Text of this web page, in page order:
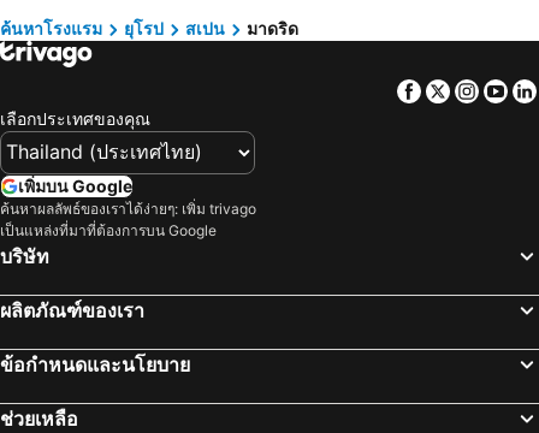
โรงแรม เกาะลันตา
โรงแรม ญี่ปุ่น
โรงแรม ภาคตะวันออกเฉียงเหนือ
โรงแรม ทัสคานี
โรงแรม คาเมรอนไฮแลนด์
โรงแรม ลักเซมเบิร์ก
โรงแรม สิงคโปร์
โรงแรม ซาโมส
โรงแรม ลิกูเรีย
โรงแรม มาเช่
ค้นหาโรงแรม ยุโรป สเปน มาดริด
Facebook
Twitter
เลือกประเทศของคุณ
เพิ่มบน Google
ค้นหาผลลัพธ์ของเราได้ง่ายๆ: เพิ่ม trivago
เป็นแหล่งที่มาที่ต้องการบน Google
บริษัท
ผลิตภัณฑ์ของเรา
ข้อกำหนดและนโยบาย
ช่วยเหลือ